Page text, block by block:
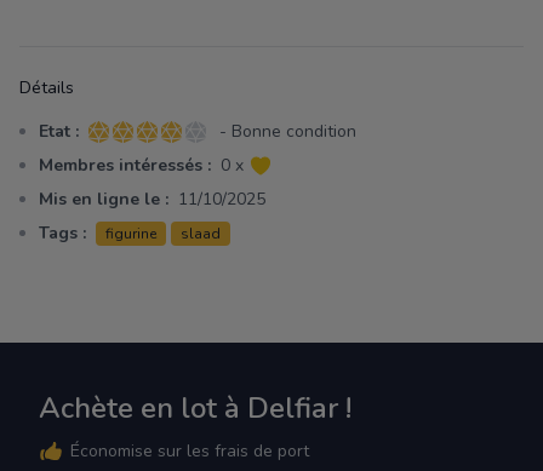
Détails
Etat : 4 sur 5 étoiles
- Bonne condition
Membres intéressés : 0 x
Mis en ligne le : 11/10/2025
Tags :
figurine slaad
Achète en lot à Delfiar !
Économise sur les frais de port